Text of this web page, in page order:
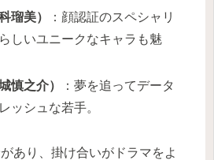
瑠美）
：顔認証のスペシャリ
しいユニークなキャラも魅
慎之介）
：夢を追ってデータ
ッシュな若手。
あり、掛け合いがドラマをよ